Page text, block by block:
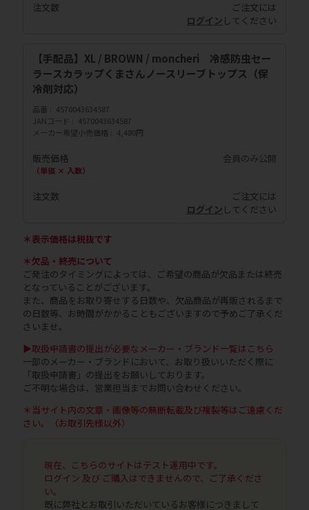
注文数
ご注文には
ログイン してください
【手配品】XL / BROWN / moncheri 冷感防虫セー
ラースカラップくまさんノースリーブトップス（保
冷剤対応）
品番
4570043634587
JANコード
4570043634587
メーカー希望小売価格
4,480円
販売価格
（単価 × 入数）
会員のみ公開
注文数
ご注文には
ログイン してください
＊表示価格は税抜です
＊欠品・終売について
ご発注のタイミングによっては、ご希望の商品が欠品または終売
となっていることがございます。
また、商品をお取り寄せする日数や、欠品商品が再販されるまで
の日数等、お時間がかかることもございますので予めご了承くだ
さいませ。
▶取扱申請書の提出が必要なメーカー・ブランド一覧はこちら
一部のメーカー・ブランドにおいて、お取り扱いいただく際に
「取扱申請書」の提出をお願いしております。
ご不明な場合は、営業担当までお問い合わせください。
＊当サイト内の文章・画像等の無断転載及び複製等はご遠慮くだ
さい。（お取引先様以外）
現在、こちらのサイトはテスト運用中です。
ログイン 及び ご購入はできませんので、ご了承くださ
い。
既に弊社とお取引いただいているお客様につきまして